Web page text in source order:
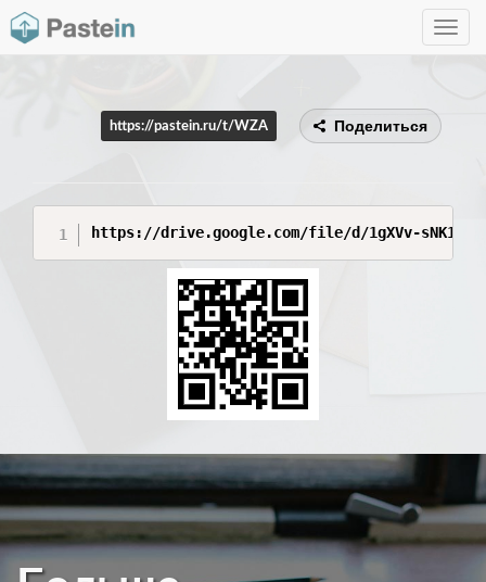
Toggle
https://pastein.ru/t/WZA Поделиться
https://drive.google.com/file/d/1gXVv-